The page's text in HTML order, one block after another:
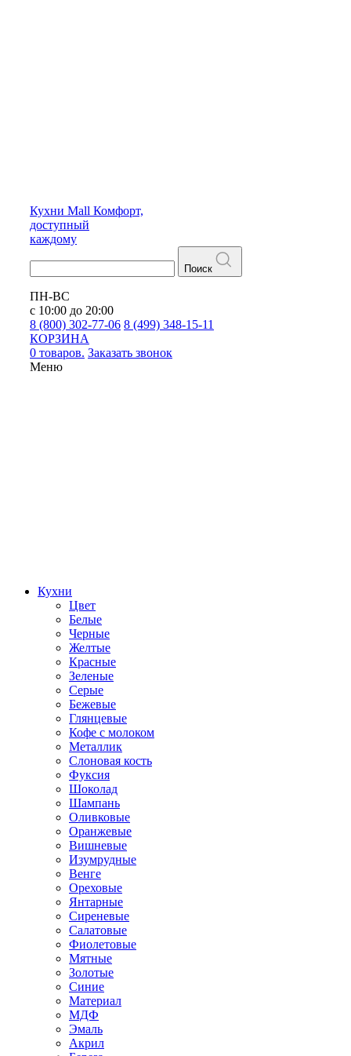
Кухни Mall Комфорт,
доступный
каждому
Поиск
ПН-ВС
с 10:00 до 20:00
8 (800) 302-77-06 8 (499) 348-15-11
КОРЗИНА
0 товаров. Заказать звонок
Меню
Кухни
Цвет
Белые
Черные
Желтые
Красные
Зеленые
Серые
Бежевые
Глянцевые
Кофе с молоком
Металлик
Слоновая кость
Фуксия
Шоколад
Шампань
Оливковые
Оранжевые
Вишневые
Изумрудные
Венге
Ореховые
Янтарные
Сиреневые
Салатовые
Фиолетовые
Мятные
Золотые
Синие
Материал
МДФ
Эмаль
Акрил